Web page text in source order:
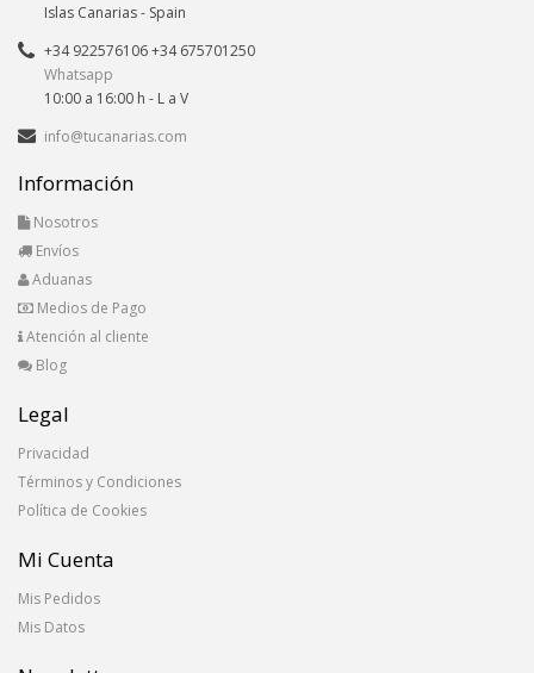
Islas Canarias- Spain
+34 922576106 +34 675701250
Whatsapp
10:00 a 16:00 h - L a V
info@tucanarias.com
Información
Nosotros
Envíos
Aduanas
Medios de Pago
Atención al cliente
Blog
Legal
Privacidad
Términos y Condiciones
Política de Cookies
Mi Cuenta
Mis Pedidos
Mis Datos